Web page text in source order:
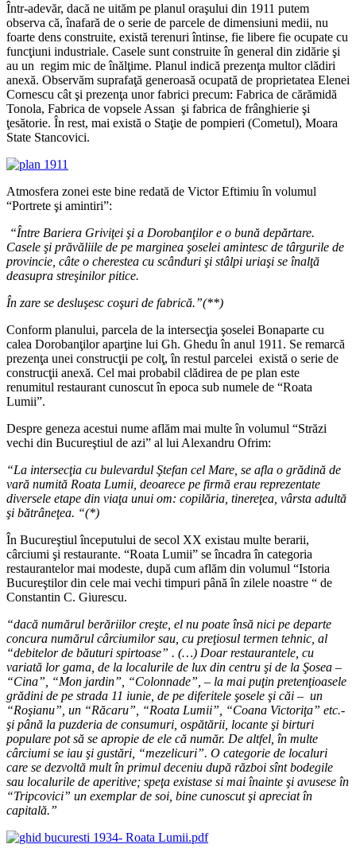
Într-adevăr, dacă ne uităm pe planul oraşului din 1911 putem
observa că, înafară de o serie de parcele de dimensiuni medii, nu
foarte dens construite, există terenuri întinse, fie libere fie ocupate cu
funcţiuni industriale. Casele sunt construite în general din zidărie şi
au un regim mic de înălţime. Planul indică prezenţa multor clădiri
anexă. Observăm suprafaţă generoasă ocupată de proprietatea Elenei
Cornescu cât şi prezenţa unor fabrici precum: Fabrica de cărămidă
Tonola, Fabrica de vopsele Assan şi fabrica de frânghierie şi
ţesătorie. În rest, mai există o Staţie de pompieri (Cometul), Moara
State Stancovici.
Atmosfera zonei este bine redată de Victor Eftimiu în volumul
“Portrete şi amintiri”:
“Între Bariera Griviţei şi a Dorobanţilor e o bună depărtare.
Casele şi prăvăliile de pe marginea şoselei amintesc de târgurile de
provincie, câte o cherestea cu scânduri şi stâlpi uriaşi se înalţă
deasupra streşinilor pitice.
În zare se desluşesc coşuri de fabrică.”(**)
Conform planului, parcela de la intersecţia şoselei Bonaparte cu
calea Dorobanţilor aparţine lui Gh. Ghedu în anul 1911. Se remarcă
prezenţa unei construcţii pe colţ, în restul parcelei există o serie de
construcţii anexă. Cel mai probabil clădirea de pe plan este
renumitul restaurant cunoscut în epoca sub numele de “Roata
Lumii”.
Despre geneza acestui nume aflăm mai multe în volumul “Străzi
vechi din Bucureştiul de azi” al lui Alexandru Ofrim:
“La intersecţia cu bulevardul Ştefan cel Mare, se afla o grădină de
vară numită Roata Lumii, deoarece pe firmă erau reprezentate
diversele etape din viaţa unui om: copilăria, tinereţea, vârsta adultă
şi bătrâneţea. “(*)
În Bucureştiul începutului de secol XX existau multe berarii,
cârciumi şi restaurante. “Roata Lumii” se încadra în categoria
restaurantelor mai modeste, după cum aflăm din volumul “Istoria
Bucureştilor din cele mai vechi timpuri până în zilele noastre “ de
Constantin C. Giurescu.
“dacă numărul berăriilor creşte, el nu poate însă nici pe departe
concura numărul cârciumilor sau, cu preţiosul termen tehnic, al
“debitelor de băuturi spirtoase” . (…) Doar restaurantele, cu
variată lor gama, de la localurile de lux din centru şi de la Şosea –
“Cina”, “Mon jardin”, “Colonnade”, – la mai puţin pretenţioasele
grădini de pe strada 11 iunie, de pe diferitele şosele şi căi – un
“Roşianu”, un “Răcaru”, “Roata Lumii”, “Coana Victoriţa” etc.-
şi până la puzderia de consumuri, ospătării, locante şi birturi
populare pot să se apropie de ele că număr. De altfel, în multe
cârciumi se iau şi gustări, “mezelicuri”. O categorie de localuri
care se dezvoltă mult în primul deceniu după război sînt bodegile
sau localurile de aperitive; speţa existase si mai înainte şi avusese în
“Tripcovici” un exemplar de soi, bine cunoscut şi apreciat în
capitală.”